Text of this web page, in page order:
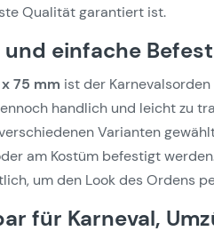
Qualität garantiert ist.
einfache
75 mm ist der Karnevalsorden
handlich und leicht zu
Varianten
am Kostüm befestigt
um den Look des Ordens
für Karneval,